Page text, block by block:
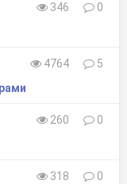
346
0
4764
5
260
0
318
0